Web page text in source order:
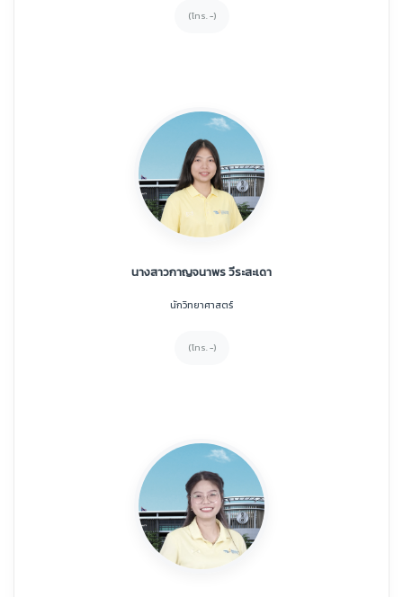
(โทร. -)
นางสาวกาญจนาพร วีระสะเดา
นักวิทยาศาสตร์
(โทร. -)